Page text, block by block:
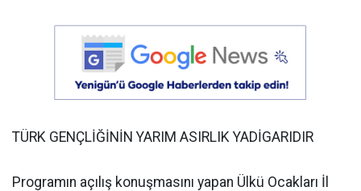
TÜRK GENÇLİĞİNİN YARIM ASIRLIK YADİGARIDIR
Programın açılış konuşmasını yapan Ülkü Ocakları İl